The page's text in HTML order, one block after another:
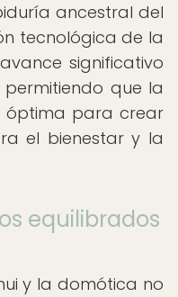
ancestral del
tecnológica de la
significativo
permitiendo que la
óptima para crear
el bienestar y la
equilibrados
y la domótica no